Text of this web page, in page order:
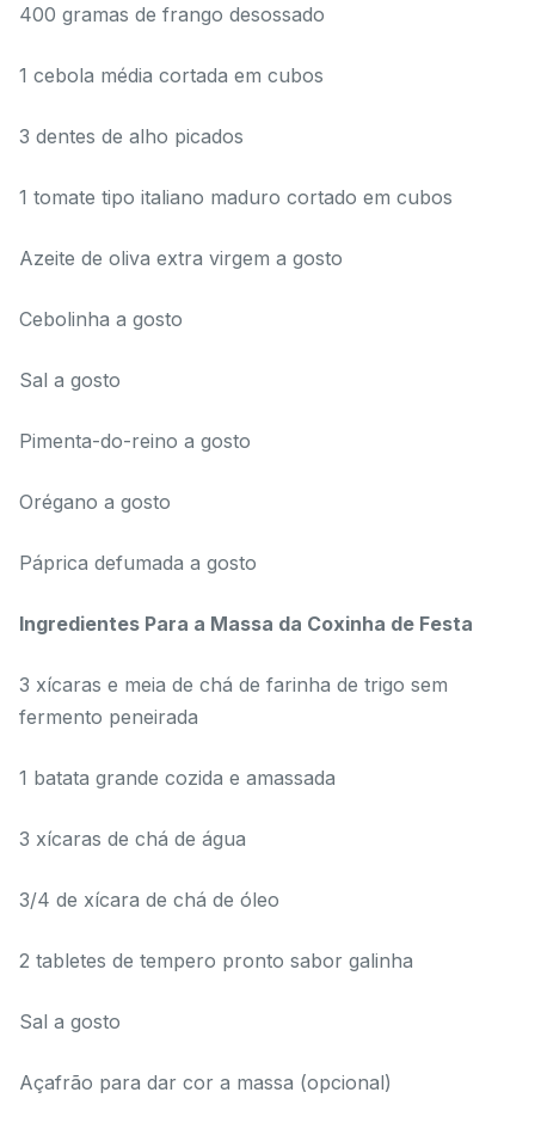
400 gramas de frango desossado
1 cebola média cortada em cubos
3 dentes de alho picados
1 tomate tipo italiano maduro cortado em cubos
Azeite de oliva extra virgem a gosto
Cebolinha a gosto
Sal a gosto
Pimenta-do-reino a gosto
Orégano a gosto
Páprica defumada a gosto
Ingredientes Para a Massa da Coxinha de Festa
3 xícaras e meia de chá de farinha de trigo sem
fermento peneirada
1 batata grande cozida e amassada
3 xícaras de chá de água
3/4 de xícara de chá de óleo
2 tabletes de tempero pronto sabor galinha
Sal a gosto
Açafrão para dar cor a massa (opcional)